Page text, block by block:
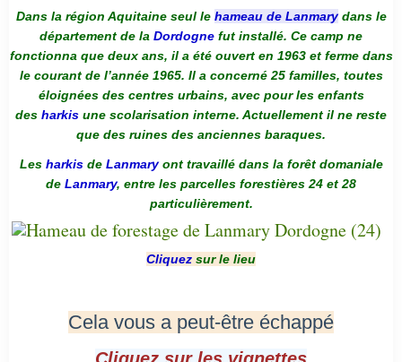
Dans la région Aquitaine seul le hameau de Lanmarydans le
département de la Dordogne fut installé. Ce camp ne
fonctionna que deux ans, il a été ouvert en 1963 et ferme dans
le courant de l’année 1965. Il a concerné 25 familles, toutes
éloignées des centres urbains, avec pour les enfants
des harkis une scolarisation interne. Actuellement il ne reste
que des ruines des anciennes baraques.
Les harkis de Lanmaryont travaillé dans la forêt domaniale
de Lanmary, entre les parcelles forestières 24 et 28
particulièrement.
Cliquez sur le lieu
Cela vous a peut-être échappé